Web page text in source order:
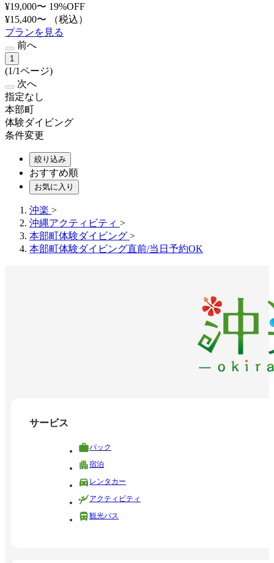
¥19,000〜 19%OFF
¥15,400〜
（税込）
プランを見る
前へ
1
(1/1ページ)
次へ
指定なし
本部町
体験ダイビング
条件変更
絞り込み
おすすめ順
お気に入り
沖楽 >
沖縄アクティビティ >
本部町体験ダイビング >
本部町体験ダイビング直前/当日予約OK
サービス
パック
宿泊
レンタカー
アクティビティ
観光バス